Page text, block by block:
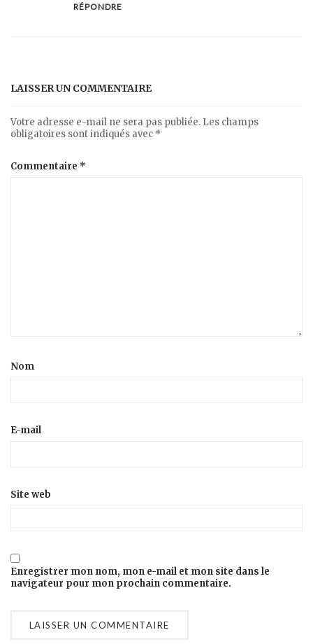
RÉPONDRE
LAISSER UN COMMENTAIRE
Votre adresse e-mail ne sera pas publiée. Les champs
obligatoires sont indiqués avec *
Commentaire *
Nom
E-mail
Site web
Enregistrer mon nom, mon e-mail et mon site dans le
navigateur pour mon prochain commentaire.